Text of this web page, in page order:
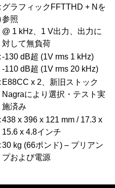
グラフィックFFTTHD + Nを
参照
@ 1 kHz、1 V出力、出力に
対して無負荷
-130 dB超 (1V rms 1 kHz)
-110 dB超 (1V rms 20 kHz)
E88CC x 2、新旧ストック
Nagraにより選択・テスト実
施済み
438 x 396 x 121 mm / 17.3 x
15.6 x 4.8インチ
30 kg (66ポンド) – プリアン
プおよび電源